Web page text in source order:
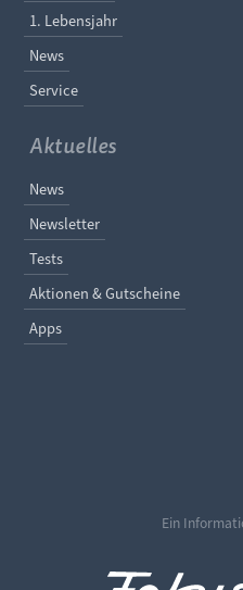
1. Lebensjahr
News
Service
Aktuelles
Navigation
News
Newsletter
Tests
Aktionen & Gutscheine
Apps
Ein